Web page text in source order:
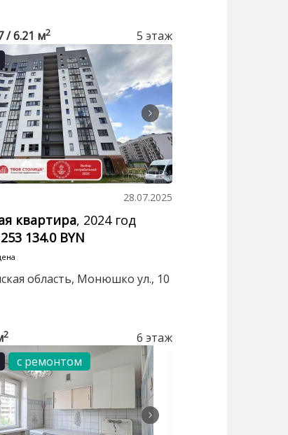
/ 6.21 м2
5 этаж
28.07.2025
квартира, 2024 год
253 134.0 BYN
область, Монюшко ул., 10
2
6 этаж
с ремонтом